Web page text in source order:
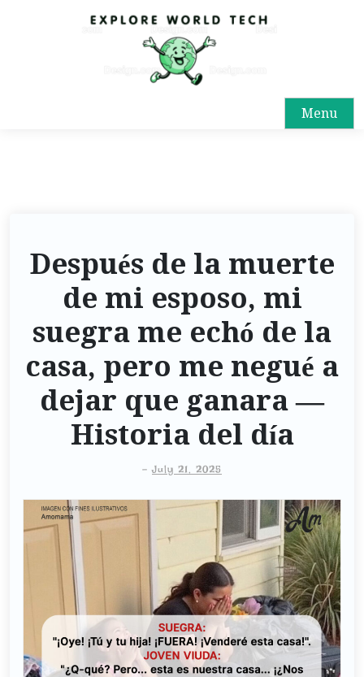
Menu
Después de la muerte
de mi esposo, mi
suegra me echó de la
casa, pero me negué a
dejar que ganara —
Historia del día
-July 21, 2025